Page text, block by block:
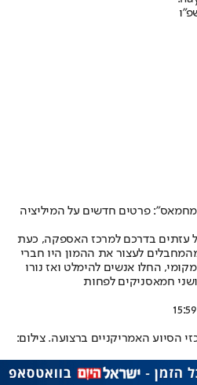
פרטים חדשים על המיליציה
עזתים בדרכם למרכז האספקה, כעת
לעצור את ההמון היו חברי
החלו אנשים להימלט ואז נורו
חמאסניקים לפחות
הסיוע האמריקניים ברצועה. צילום: